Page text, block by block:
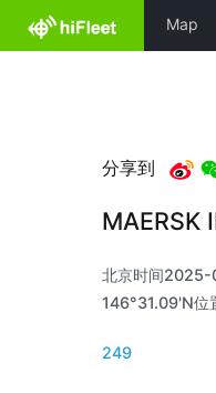
分享到
MAERSK
北京时间2025-
146°31.09'N位
249